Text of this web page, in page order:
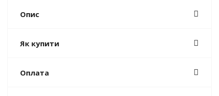
Опис
Як купити
Оплата